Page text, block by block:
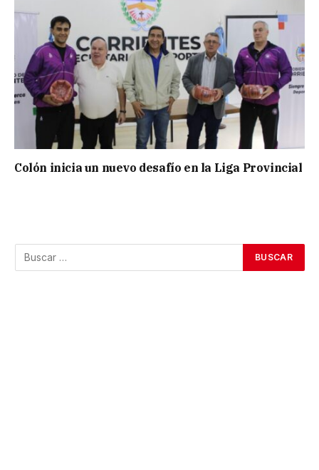
Colón inicia un nuevo desafío en la Liga Provincial